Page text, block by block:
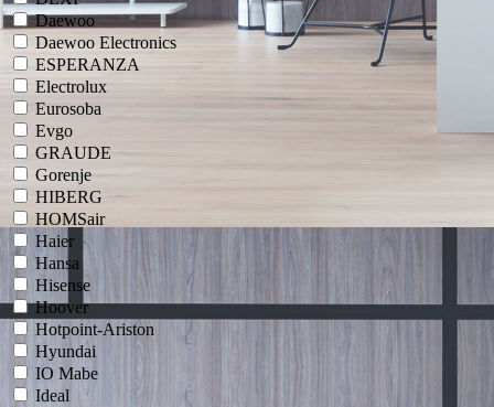
Daewoo
Daewoo Electronics
ESPERANZA
Electrolux
Eurosoba
Evgo
GRAUDE
Gorenje
HIBERG
HOMSair
Haier
Hansa
Hisense
Hoover
Hotpoint-Ariston
Hyundai
IO Mabe
Ideal